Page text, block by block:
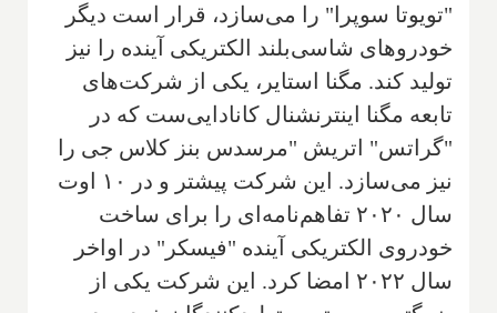
"تویوتا سوپرا" را می‌سازد، قرار است دیگر
خودروهای شاسی‌بلند الکتریکی آینده را نیز
تولید کند. مگنا استایر، یکی از شرکت‌های
تابعه مگنا اینترنشنال کانادایی‌ست که در
"گراتس" اتریش "مرسدس بنز کلاس جی را
نیز می‌سازد. این شرکت پیشتر و در ۱۰ اوت
سال ۲۰۲۰ تفاهم‌نامه‌ای را برای ساخت
خودروی الکتریکی آینده "فیسکر" در اواخر
سال ۲۰۲۲ امضا کرد. این شرکت یکی از